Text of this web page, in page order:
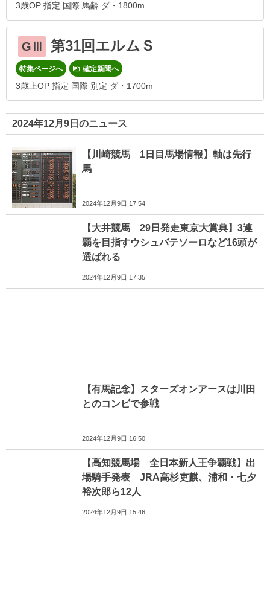
3歳OP 指定 国際 馬齢 ダ・1800m
GⅢ 第31回エルムＳ
特集ページへ 確定新聞へ
3歳上OP 指定 国際 別定 ダ・1700m
2024年12月9日のニュース
【川崎競馬 1日目馬場情報】軸は先行
馬
2024年12月9日 17:54
【大井競馬 29日発走東京大賞典】3連
覇を目指すウシュバテソーロなど16頭が
選ばれる
2024年12月9日 17:35
【有馬記念】スターズオンアースは川田
とのコンビで参戦
2024年12月9日 16:50
【高知競馬場 全日本新人王争覇戦】出
場騎手発表 JRA高杉吏麒、浦和・七夕
裕次郎ら12人
2024年12月9日 15:46